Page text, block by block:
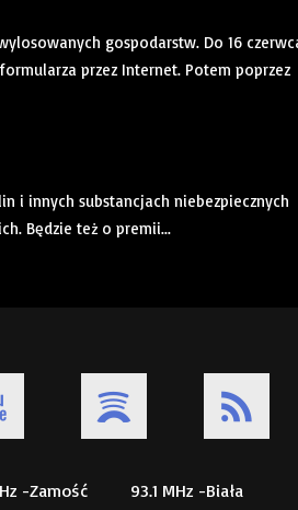
gospodarstw. Do 16
przez Internet. Potem poprzez
i innych substancjach niebezpiecznych
Będzie też o premii...
-Zamość
93.1 MHz -Biała